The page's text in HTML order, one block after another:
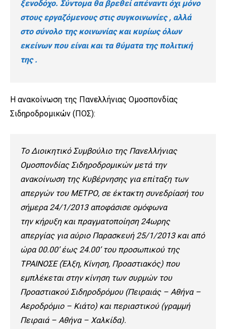
ξενοδόχο. Σύντομα θα βρεθεί απέναντι όχι μόνο
στους εργαζόμενους στις συγκοινωνίες , αλλά
στο σύνολο της κοινωνίας και κυρίως όλων
εκείνων που είναι και τα θύματα της πολιτική
της .
Η ανακοίνωση της Πανελλήνιας Ομοσπονδίας
Σιδηροδρομικών (ΠΟΣ):
To Διοικητικό Συμβούλιο της Πανελλήνιας
Ομοσπονδίας Σιδηροδρομικών μετά την
ανακοίνωση της Κυβέρνησης για επίταξη των
απεργών του ΜΕΤΡΟ, σε έκτακτη συνεδρίασή του
σήμερα 24/1/2013 αποφάσισε ομόφωνα
την κήρυξη και πραγματοποίηση 24ωρης
απεργίας για αύριο Παρασκευή 25/1/2013 και από
ώρα 00.00’ έως 24.00’ του προσωπικού της
ΤΡΑΙΝΟΣΕ (Έλξη, Κίνηση, Προαστιακός) που
εμπλέκεται στην κίνηση των συρμών του
Προαστιακού Σιδηροδρόμου (Πειραιάς – Αθήνα –
Αεροδρόμιο – Κιάτο) και περιαστικού (γραμμή
Πειραιά – Αθήνα – Χαλκίδα).